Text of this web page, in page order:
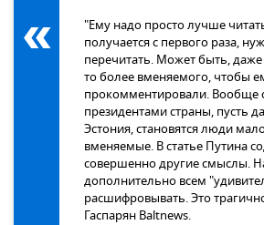
"Ему надо просто лучше
получается с первого раза,
перечитать. Может быть, даже
то более вменяемого, чтобы
прокомментировали. Вообще
президентами страны, пусть
Эстония, становятся люди
вменяемые. В статье Путина
совершенно другие смыслы.
дополнительно всем
расшифровывать. Это
Гаспарян Baltnews.